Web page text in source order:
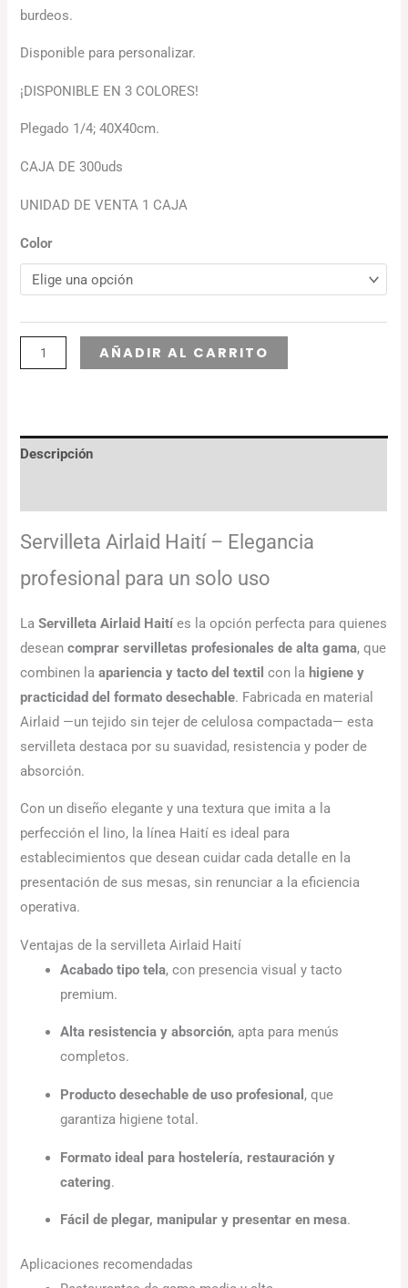
burdeos.
Disponible para personalizar.
¡DISPONIBLE EN 3 COLORES!
Plegado 1/4; 40X40cm.
CAJA DE 300uds
UNIDAD DE VENTA 1 CAJA
Color
AÑADIR AL CARRITO
Descripción
Servilleta Airlaid Haití – Elegancia
profesional para un solo uso
LaServilleta Airlaid Haití es la opción perfecta para quienes
deseancomprar servilletas profesionales de alta gama, que
combinen laapariencia y tacto del textil con la higiene y
practicidad del formato desechable. Fabricada en material
Airlaid —un tejido sin tejer de celulosa compactada— esta
servilleta destaca por su suavidad, resistencia y poder de
absorción.
Con un diseño elegante y una textura que imita a la
perfección el lino, la línea Haití es ideal para
establecimientos que desean cuidar cada detalle en la
presentación de sus mesas, sin renunciar a la eficiencia
operativa.
Ventajas de la servilleta Airlaid Haití
Acabado tipo tela, con presencia visual y tacto
premium.
Alta resistencia y absorción, apta para menús
completos.
Producto desechable de uso profesional , que
garantiza higiene total.
Formato ideal para hostelería, restauración y
catering.
Fácil de plegar, manipular y presentar en mesa.
Aplicaciones recomendadas